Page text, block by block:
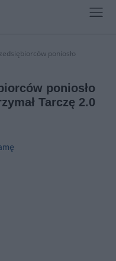
poniosło
poniosło
Tarczę 2.0